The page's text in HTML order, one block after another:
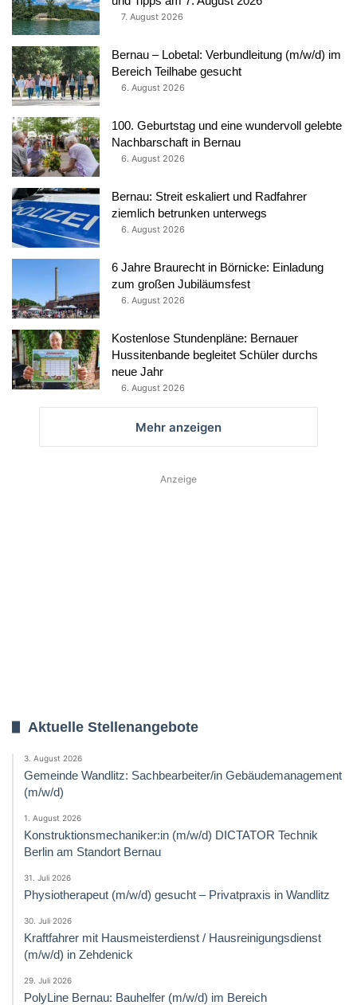
7. August 2026
Bernau – Lobetal: Verbundleitung (m/w/d) im
Bereich Teilhabe gesucht
6. August 2026
100. Geburtstag und eine wundervoll gelebte
Nachbarschaft in Bernau
6. August 2026
Bernau: Streit eskaliert und Radfahrer
ziemlich betrunken unterwegs
6. August 2026
6 Jahre Braurecht in Börnicke: Einladung
zum großen Jubiläumsfest
6. August 2026
Kostenlose Stundenpläne: Bernauer
Hussitenbande begleitet Schüler durchs
neue Jahr
6. August 2026
Mehr anzeigen
Anzeige
Aktuelle Stellenangebote
3. August 2026
Gemeinde Wandlitz: Sachbearbeiter/in Gebäudemanagement
(m/w/d)
1. August 2026
Konstruktionsmechaniker:in (m/w/d) DICTATOR Technik
Berlin am Standort Bernau
31. Juli 2026
Physiotherapeut (m/w/d) gesucht – Privatpraxis in Wandlitz
30. Juli 2026
Kraftfahrer mit Hausmeisterdienst / Hausreinigungsdienst
(m/w/d) in Zehdenick
29. Juli 2026
PolyLine Bernau: Bauhelfer (m/w/d) im Bereich